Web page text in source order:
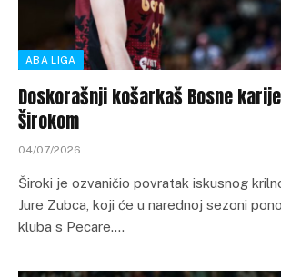
ABA LIGA
Doskorašnji košarkaš Bosne
Širokom
04/07/2026
Široki je ozvaničio povratak iskusnog
Jure Zubca, koji će u narednoj sezoni
kluba s Pecare.…